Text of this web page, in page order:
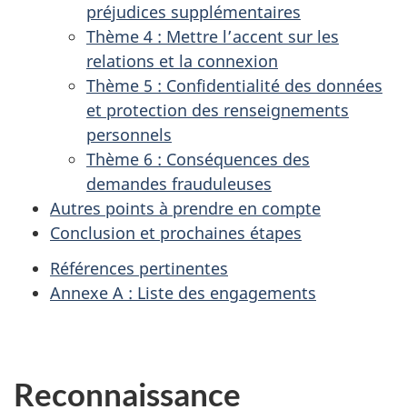
préjudices supplémentaires
Thème 4 : Mettre l’accent sur les
relations et la connexion
Thème 5 : Confidentialité des données
et protection des renseignements
personnels
Thème 6 : Conséquences des
demandes frauduleuses
Autres points à prendre en compte
Conclusion et prochaines étapes
Références pertinentes
Annexe A : Liste des engagements
Reconnaissance